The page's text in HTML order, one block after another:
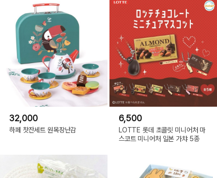
32,000
하페 찻잔세트 원목장난감
6,500
LOTTE 롯데 초콜릿 미니어처 마
스코트 미니어처 일본 가챠 5종